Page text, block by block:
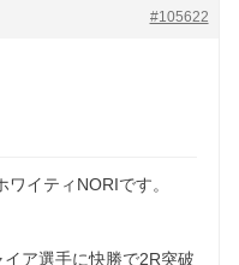
#105622
イティNORIです。
ア選手に快勝で2R突破